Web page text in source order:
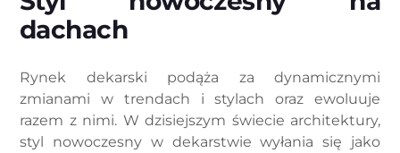
dachach
Rynek dekarski podąża za dynamicznymi
zmianami w trendach i stylach oraz ewoluuje
razem z nimi. W dzisiejszym świecie architektury,
styl nowoczesny w dekarstwie wyłania się jako